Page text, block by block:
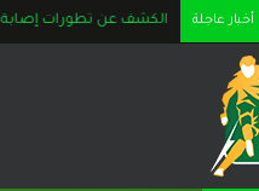
أخبار عاجلة الكشف عن تطورات إصابة